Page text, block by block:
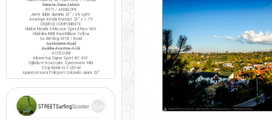
Manete frana Tektro
ROTI / ANVELOPE
Jante duble aluminiu 20" / 36 spite
Anvelope Kenda Kontact 20" x 1.75
DIVERSE COMPONENTE
Ghidon Merida X-Mission Speed Rise 600
Ghidolina BBB RaceRibbon Yellow
Sa Wittkop MTB / Road
Sa Noname Road
Sa Bike Positive ATB
ACCESORII
Kilometraj Sigma Sport BC 400
Oglinda retrovizoare Syncromate Mini
Stop bicicleta 3 LED-uri
Aparatori noroi Polisport Colorado Junior 20"